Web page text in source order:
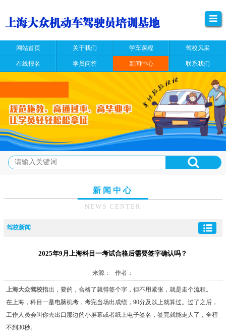
网站首页 关于我们 学车课程 驾校风采
在线报名 学员问答 新闻中心 联系我们
新闻中心
NEWS CENTER
驾校新闻
2025年9月上海科目一考试合格后需要签字确认吗？
来源： 作者：
上海大众驾校指出，要的，合格了就得签个字，但不用紧张，就是走个流程。
在上海，科目一是电脑机考，考完当场出成绩，90分及以上就算过。过了之后，
工作人员会叫你去出口那边的小屏幕或者纸上电子签名，签完就能走人了，全程
不到30秒。